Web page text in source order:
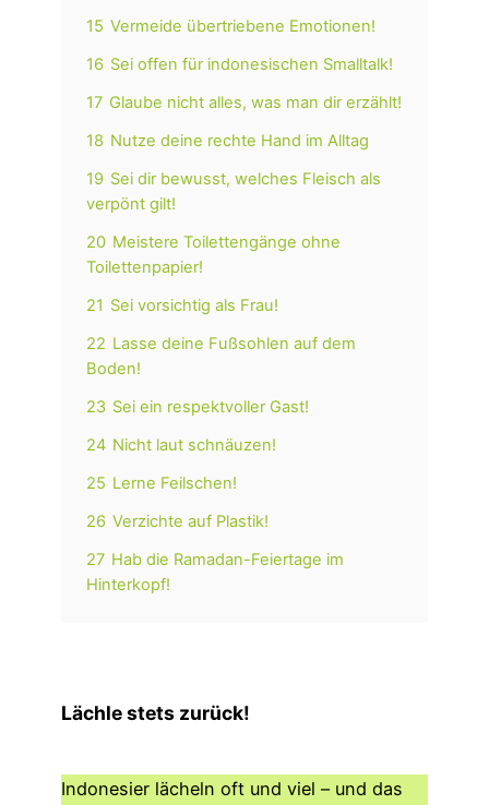
15 Vermeide übertriebene Emotionen!
16 Sei offen für indonesischen Smalltalk!
17 Glaube nicht alles, was man dir erzählt!
18 Nutze deine rechte Hand im Alltag
19 Sei dir bewusst, welches Fleisch als
verpönt gilt!
20 Meistere Toilettengänge ohne
Toilettenpapier!
21 Sei vorsichtig als Frau!
22 Lasse deine Fußsohlen auf dem
Boden!
23 Sei ein respektvoller Gast!
24 Nicht laut schnäuzen!
25 Lerne Feilschen!
26 Verzichte auf Plastik!
27 Hab die Ramadan-Feiertage im
Hinterkopf!
Lächle stets zurück!
Indonesier lächeln oft und viel – und das